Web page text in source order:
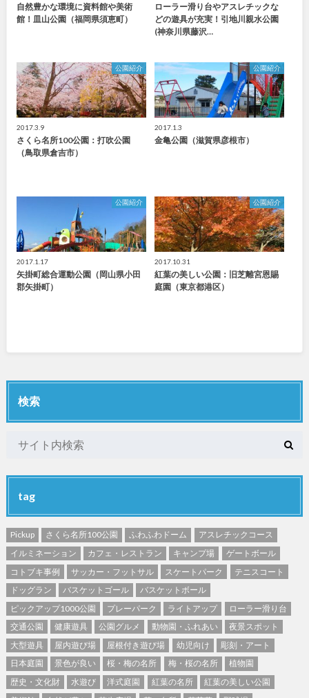
特徴で探す
自然豊かな環境に資料館や美術
館！皿山公園（福岡県須恵町）
ローラー滑り台やアスレチックな
どの遊具が充実！引地川親水公園
(神奈川県藤沢…
公園紹介
2017.3.9
さくら名所100公園：打吹公園
（鳥取県倉吉市）
公園紹介
2017.1.3
金亀公園（滋賀県彦根市）
公園紹介
2017.1.17
矢掛町総合運動公園（岡山県小田
郡矢掛町）
公園紹介
2017.10.31
紅葉の美しい公園：旧芝離宮恩賜
庭園（東京都港区）
検索
tag
Pickup さくら名所100公園 ふわふわドーム
アスレチックコース
イルミネーション
カフェ・レストラン キャンプ場
ゲートボール
コトブキ事例
サッカー・フットサル スケートパーク
テニスコート
ドッグラン
バスケットゴール
バスケットボール
ピックアップ1000公園
プレーパーク ライトアップ
ローラー滑り台
交通公園
健康遊具 公園グルメ 動物園・ふれあい
夜景スポット
大型遊具
屋内遊び場 屋根付き遊び場 幼児向け
彫刻・アート
日本庭園
景色が良い 桜・梅の名所 梅・桜の名所
植物園
歴史・文化財
水遊び 洋式庭園 紅葉の名所
紅葉の美しい公園